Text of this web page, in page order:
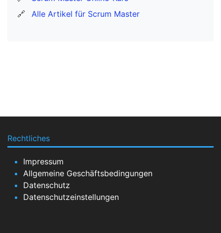
🔗
Alle Artikel für Scrum Master
Rechtliches
Impressum
Allgemeine Geschäftsbedingungen
Datenschutz
Datenschutzeinstellungen